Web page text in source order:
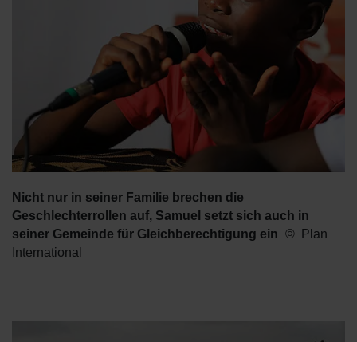
Nicht nur in seiner Familie brechen die
Geschlechterrollen auf, Samuel setzt sich auch in
seiner Gemeinde für Gleichberechtigung ein
Plan
International